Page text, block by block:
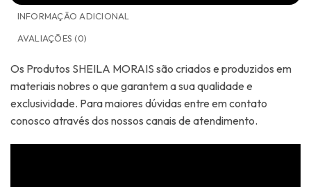
INFORMAÇÃO ADICIONAL
AVALIAÇÕES (0)
Os Produtos SHEILA MORAIS são criados e produzidos em
materiais nobres o que garantem a sua qualidade e
exclusividade. Para maiores dúvidas entre em contato
conosco através dos nossos canais de atendimento.